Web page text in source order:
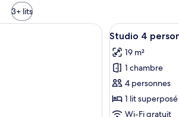
3+ lits
espace de vie compact comprenant un canapé,
Afficher
toutes
les
photos
pour
ce
type
5
Studio 4
19 m²
1 chambre
4 personnes
1 lit
Wi-Fi gratuit